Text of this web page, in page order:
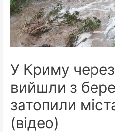
У Криму
вийшли з
затопили
(відео)